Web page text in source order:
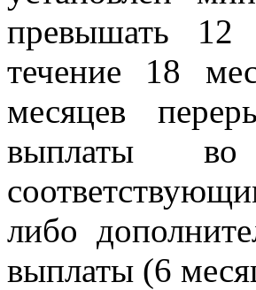
превышать 12
течение 18
месяцев
выплаты во
либо
выплаты (6